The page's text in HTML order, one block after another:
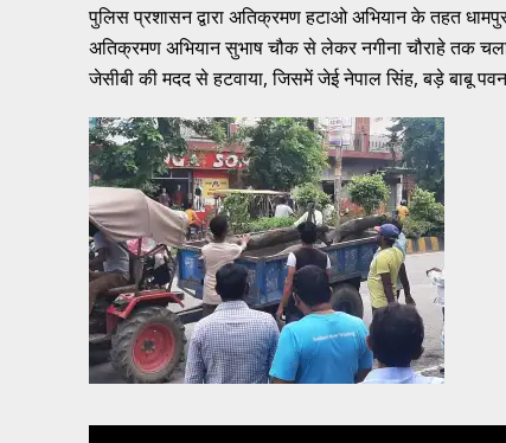
पुलिस प्रशासन द्वारा अतिक्रमण हटाओ अभियान के तहत
अतिक्रमण अभियान सुभाष चौक से लेकर नगीना चौराहे तक
जेसीबी की मदद से हटवाया, जिसमें जेई नेपाल सिंह, बड़े बाबू